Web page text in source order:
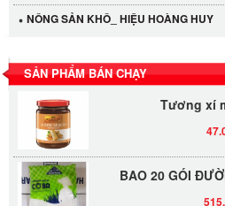
NÔNG SẢN KHÔ_ HIỆU HOÀNG HUY
SẢN PHẨM BÁN CHẠY
LỐC 12 HỦ
Tương xí
BAO 20 GÓI